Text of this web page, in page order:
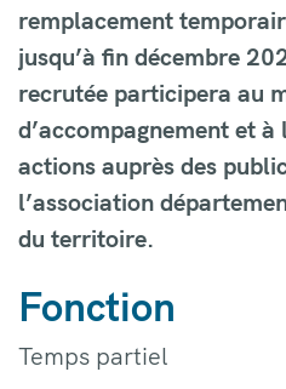
remplacement
jusqu’à fin décembre
recrutée participera au
d’accompagnement et
actions auprès des
l’association
du territoire.
Fonction
Temps partiel